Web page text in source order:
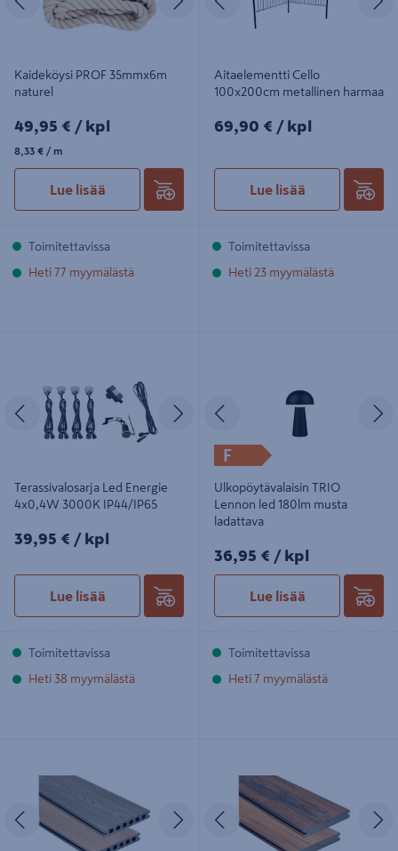
Kaideköysi PROF 35mmx6m
naturel
49,95€/kpl
49,95 € / kpl
8,33€/m
8,33 € / m
Lue lisää
Toimitettavissa
Heti 77 myymälästä
Aitaelementti Cello
100x200cm metallinen harmaa
69,90€/kpl
69,90 € / kpl
Lue lisää
Toimitettavissa
Heti 23 myymälästä
Edellinen Seuraava
Terassivalosarja Led Energie
4x0,4W 3000K IP44/IP65
39,95€/kpl
39,95 € / kpl
Lue lisää
Toimitettavissa
Heti 38 myymälästä
Edellinen
F
Ulkopöytävalaisin TRIO
Lennon led 180lm musta
ladattava
36,95€/kpl
36,95 € / kpl
Lue lisää
Toimitettavissa
Heti 7 myymälästä
Edellinen Seuraava
puoleinen G3/GA
Edellinen